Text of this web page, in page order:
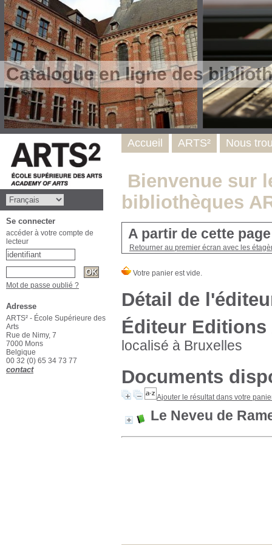
Catalogue en ligne des
Bienvenue sur
bibliothèques
A partir de cette
Retourner au premier écran avec les
Détail de
Éditeur
localisé à Bruxelles
Documents
Ajouter le résultat dans votre
Le Neveu de
Accueil ARTS² Nous
Se connecter
accéder à votre compte de
lecteur
Mot de passe oublié ?
Adresse
ARTS² - École Supérieure des
Arts
Rue de Nimy, 7
7000 Mons
Belgique
00 32 (0) 65 34 73 77
contact